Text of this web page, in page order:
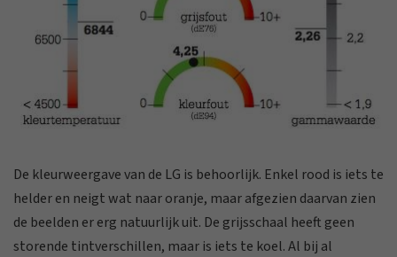
De kleurweergave van de LG is behoorlijk. Enkel rood is iets te
helder en neigt wat naar oranje, maar afgezien daarvan zien
de beelden er erg natuurlijk uit. De grijsschaal heeft geen
storende tintverschillen, maar is iets te koel. Al bij al